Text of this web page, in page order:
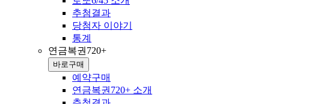
추첨결과
당첨자 이야기
통계
연금복권720+
바로구매
예약구매
연금복권720+ 소개